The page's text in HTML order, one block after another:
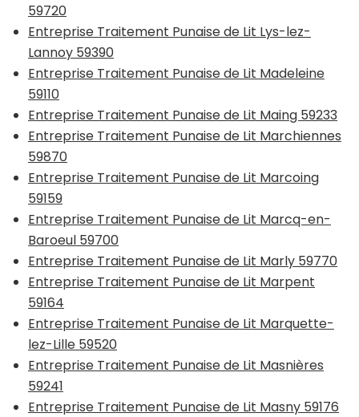
59720
Entreprise Traitement Punaise de Lit Lys-lez-
Lannoy 59390
Entreprise Traitement Punaise de Lit Madeleine
59110
Entreprise Traitement Punaise de Lit Maing 59233
Entreprise Traitement Punaise de Lit Marchiennes
59870
Entreprise Traitement Punaise de Lit Marcoing
59159
Entreprise Traitement Punaise de Lit Marcq-en-
Baroeul 59700
Entreprise Traitement Punaise de Lit Marly 59770
Entreprise Traitement Punaise de Lit Marpent
59164
Entreprise Traitement Punaise de Lit Marquette-
lez-Lille 59520
Entreprise Traitement Punaise de Lit Masnières
59241
Entreprise Traitement Punaise de Lit Masny 59176